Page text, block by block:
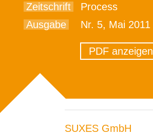
Zeitschrift
Process
Ausgabe
Nr. 5, Mai 2011
PDF anzeigen
SUXES GmbH